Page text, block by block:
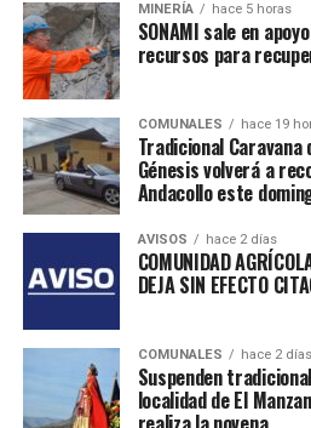
MINERÍA hace 5 horas
SONAMI sale en
recursos para
COMUNALES hace 19
Tradicional Caravana
Génesis volverá a
Andacollo este
AVISOS hace 2 días
COMUNIDAD
DEJA SIN EFECTO
COMUNALES hace 2 días
Suspenden
localidad de El